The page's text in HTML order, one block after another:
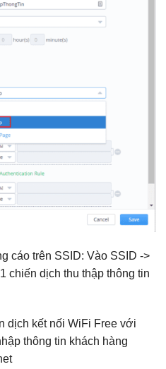
cáo trên SSID: Vào SSID ->
chiến dịch thu thập thông tin
dịch kết nối WiFi Free với
thông tin khách hàng